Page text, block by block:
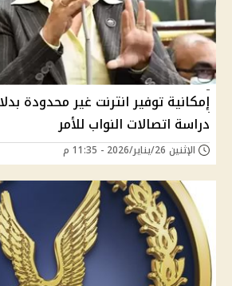
إمكانية توفير انترنت غير محدودة
دراسة اتصالات النواب للأمر
الإثنين 26/يناير/2026 - 11:35 م